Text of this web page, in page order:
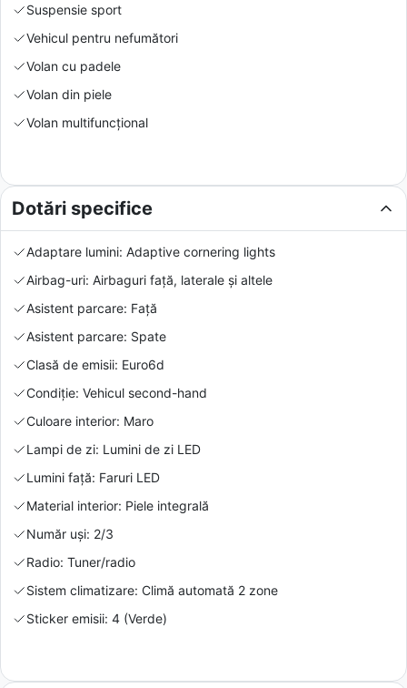
Suspensie sport
Vehicul pentru nefumători
Volan cu padele
Volan din piele
Volan multifuncțional
Dotări specifice
Adaptare lumini: Adaptive cornering lights
Airbag-uri: Airbaguri față, laterale și altele
Asistent parcare: Față
Asistent parcare: Spate
Clasă de emisii: Euro6d
Condiție: Vehicul second-hand
Culoare interior: Maro
Lampi de zi: Lumini de zi LED
Lumini față: Faruri LED
Material interior: Piele integrală
Număr uși: 2/3
Radio: Tuner/radio
Sistem climatizare: Climă automată 2 zone
Sticker emisii: 4 (Verde)